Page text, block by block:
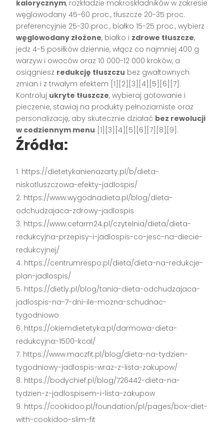
kalorycznym, rozkładzie makroskładników w zakresie
węglowodany 45-60 proc., tłuszcze 20-35 proc.
preferencyjnie 25-30 proc., białko 15-25 proc., wybierz
węglowodany złożone, białko i zdrowe tłuszcze,
jedz 4-5 posiłków dziennie, włącz co najmniej 400 g
warzyw i owoców oraz 10 000-12 000 kroków, a
osiągniesz redukcję tłuszczu bez gwałtownych
zmian i z trwałym efektem [1][2][3][4][5][6][7].
Kontroluj ukryte tłuszcze, wybieraj gotowanie i
pieczenie, stawiaj na produkty pełnoziarniste oraz
personalizację, aby skutecznie działać bez rewolucji
w codziennym menu [1][3][4][5][6][7][8][9].
Źródła:
https://dietetykanienazarty.pl/b/dieta-
niskotluszczowa-efekty-jadlospis/
https://www.wygodnadieta.pl/blog/dieta-
odchudzajaca-zdrowy-jadlospis
https://www.cefarm24.pl/czytelnia/dieta/dieta-
redukcyjna-przepisy-i-jadlospis-co-jesc-na-diecie-
redukcyjnej/
https://centrumrespo.pl/dieta/dieta-na-redukcje-
plan-jadlospis/
https://dietly.pl/blog/tania-dieta-odchudzajaca-
jadlospis-na-7-dni-ile-mozna-schudnac-
tygodniowo
https://okiemdietetyka.pl/darmowa-dieta-
redukcyjna-1500-kcal/
https://www.maczfit.pl/blog/dieta-na-tydzien-
tygodniowy-jadlospis-wraz-z-lista-zakupow/
https://bodychief.pl/blog/726442-dieta-na-
tydzien-z-jadlospisem-i-lista-zakupow
https://cookidoo.pl/foundation/pl/pages/box-diet-
with-cookidoo-slim-fit